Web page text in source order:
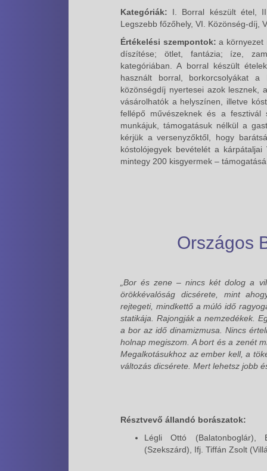
Kategóriák: I. Borral készült étel,
Legszebb főzőhely, VI. Közönség-díj,
Értékelési szempontok:a környezet
díszítése; ötlet, fantázia; íze,
kategóriában. A borral készült
használt borral, borkorcsolyákat
közönségdíj nyertesei azok lesznek,
vásárolhatók a helyszínen, illetve
fellépő művészeknek és a fesztivál
munkájuk, támogatásuk nélkül a
kérjük a versenyzőktől, hogy
kóstolójegyek bevételét a
mintegy 200 kisgyermek –
Országos
„Bor és zene – nincs két dolog a
örökkévalóság dicsérete, mint
rejtegeti, mindkettő a múló idő
statikája. Rajongják a nemzedékek.
a bor az idő dinamizmusa. Nincs
holnap megiszom. A bort és a zenét
Megalkotásukhoz az ember kell, a
változás dicsérete. Mert lehetsz jobb
Résztvevő állandó borászatok:
Légli Ottó (Balatonboglár),
(Szekszárd), Ifj. Tiffán Zsolt